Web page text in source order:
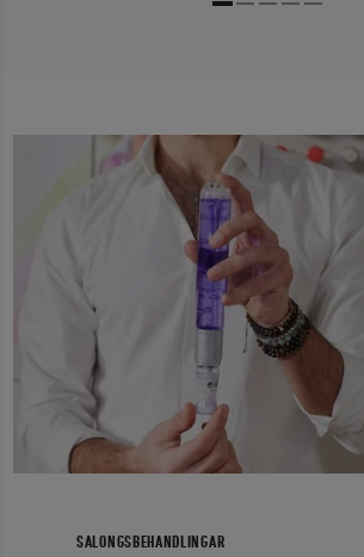
SALONGSBEHANDLINGAR